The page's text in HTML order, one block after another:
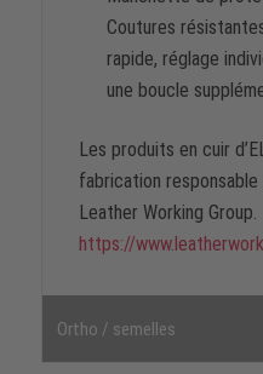
Coutures
rapide, réglage
une boucle
Les produits en cuir
fabrication responsable
Leather Working Group.
https://
Ortho / semelles